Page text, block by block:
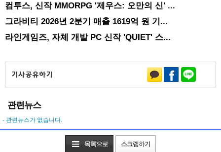
컴투스, 신작 MMORPG '제우스: 오만의 신' ...
그라비티 2026년 2분기 매출 1619억 원 기...
라인게임즈, 자체 개발 PC 신작 'QUIET' 스...
관련뉴스
- 관련뉴스가 없습니다.
목록으로 스크랩하기